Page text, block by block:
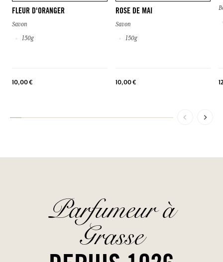
FLEUR D'ORANGER
Savon
150g
10,00 €
ROSE DE MAI
Savon
150g
10,00 €
Parfumeur à
Grasse